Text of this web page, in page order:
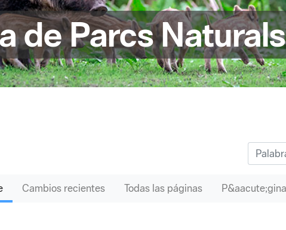
de Parcs Naturals
Cambios recientes Todas las páginas